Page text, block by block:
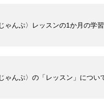
んぷ〉レッスンの1か月の学
んぷ〉の「レッスン」につい